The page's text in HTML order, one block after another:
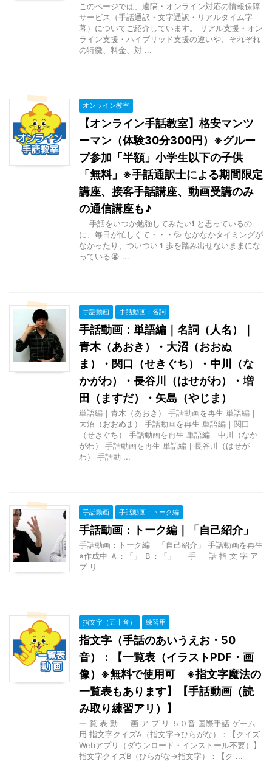
このページでは、遠隔・オンライン対応の情報保障
サービス（手話通訳・文字通訳・リアルタイム字
幕）についてご紹介しています。 リアル支援・オン
ライン支援・ハイブリッド支援の違いや、それぞれ
の特徴、料金、対 ...
オンライン教室
【オンライン手話教室】格安マンツ
ーマン（体験30分300円）※グルー
プ参加「半額」小学生以下の子供
「無料」※手話通訳士による期間限定
講座、接客手話講座、動画受講のみ
の通信講座も♪
手話をいつか勉強してみたい❗ と思っているの
に、毎日が忙しくて・・・💦 なかなかタイミングが
なかったり、ついつい１歩を踏み出せないままにな
っている😭 ...
手話動画 手話動画：名詞
手話動画：単語編｜名詞（人名）｜
青木（あおき）・大沼（おおぬ
ま）・関口（せきぐち）・中川（な
かがわ）・長谷川（はせがわ）・増
田（ますだ）・矢島（やじま）
単語編｜青木（あおき） 手話動画を再生 単語編｜
大沼（おおぬま） 手話動画を再生 単語編｜関口
（せきぐち） 手話動画を再生 単語編｜中川（なか
がわ） 手話動画を再生 単語編｜長谷川（はせが
わ） 手話動 ...
手話動画 手話動画：トーク編
手話動画：トーク編｜「自己紹介」
手話動画：トーク編｜「自己紹介」 手話動画を再生
※作成中 Ａ：「」 Ｂ：「」 手 話 指 文 字 ア
プ リ
指文字（五十音） 練習用
指文字（手話のあいうえお・50
音）：【一覧表（イラストPDF・画
像）※無料で使用可 ※指文字魔法の
一覧表もあります】【手話動画（読
み取り練習アリ）】
一 覧 表 動 画 ア プ リ ５０音 国際手話 ゲーム
用 指文字クイズA（指文字→ひらがな）：【クイズ
Webアプリ（ダウンロード・インストール不要）】
指文字クイズB（ひらがな→指文字）：【ク ...